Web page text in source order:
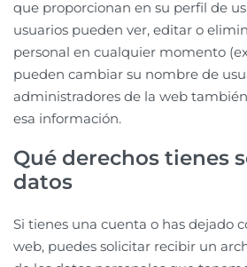
que proporcionan en su perfil de
usuarios pueden ver, editar o
personal en cualquier momento
pueden cambiar su nombre de
administradores de la web
esa información.
Qué derechos tienes
datos
Si tienes una cuenta o has dejado
web, puedes solicitar recibir un